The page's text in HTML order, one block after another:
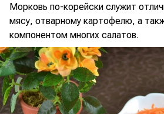
Морковь по-корейски служит
мясу, отварному картофелю, а
компонентом многих салатов.